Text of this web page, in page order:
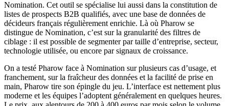
Nomination. Cet outil se spécialise lui aussi dans la constitution de
listes de prospects B2B qualifiés, avec une base de données de
décideurs français régulièrement enrichie. Là où Pharow se
distingue de Nomination, c’est sur la granularité des filtres de
ciblage : il est possible de segmenter par taille d’entreprise, secteur,
technologie utilisée, ou encore par signaux de croissance.
On a testé Pharow face à Nomination sur plusieurs cas d’usage, et
franchement, sur la fraîcheur des données et la facilité de prise en
main, Pharow tire son épingle du jeu. L’interface est nettement plus
moderne et les équipes l’adoptent généralement en quelques heures.